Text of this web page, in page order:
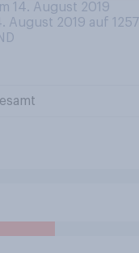
14. August 2019
August 2019 auf 1257